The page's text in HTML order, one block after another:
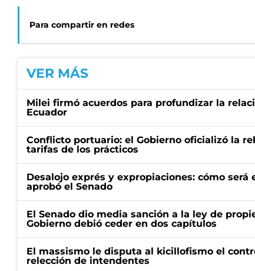
Para compartir en redes
VER MÁS
Milei firmó acuerdos para profundizar la
Ecuador
Conflicto portuario: el Gobierno oficializó la
tarifas de los prácticos
Desalojo exprés y expropiaciones: cómo
aprobó el Senado
El Senado dio media sanción a la ley de
Gobierno debió ceder en dos capítulos
El massismo le disputa al kicillofismo el
relección de intendentes